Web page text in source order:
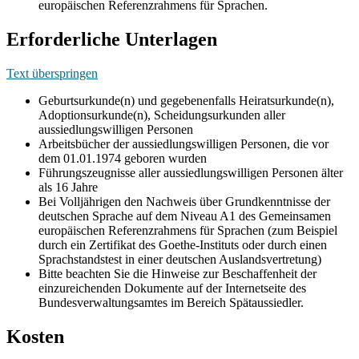
europäischen Referenzrahmens für Sprachen.
Erforderliche Unterlagen
Text überspringen
Geburtsurkunde(n) und gegebenenfalls Heiratsurkunde(n),
Adoptionsurkunde(n), Scheidungsurkunden aller
aussiedlungswilligen Personen
Arbeitsbücher der aussiedlungswilligen Personen, die vor
dem 01.01.1974 geboren wurden
Führungszeugnisse aller aussiedlungswilligen Personen älter
als 16 Jahre
Bei Volljährigen den Nachweis über Grundkenntnisse der
deutschen Sprache auf dem Niveau A1 des Gemeinsamen
europäischen Referenzrahmens für Sprachen (zum Beispiel
durch ein Zertifikat des Goethe-Instituts oder durch einen
Sprachstandstest in einer deutschen Auslandsvertretung)
Bitte beachten Sie die Hinweise zur Beschaffenheit der
einzureichenden Dokumente auf der Internetseite des
Bundesverwaltungsamtes im Bereich Spätaussiedler.
Kosten